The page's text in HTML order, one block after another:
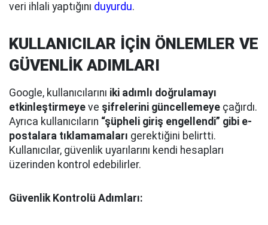
veri ihlali yaptığını duyurdu.
KULLANICILAR İÇİN ÖNLEMLER VE
GÜVENLİK ADIMLARI
Google, kullanıcılarını iki adımlı doğrulamayı
etkinleştirmeye ve şifrelerini güncellemeye çağırdı.
Ayrıca kullanıcıların “şüpheli giriş engellendi” gibi e-
postalara tıklamamaları gerektiğini belirtti.
Kullanıcılar, güvenlik uyarılarını kendi hesapları
üzerinden kontrol edebilirler.
Güvenlik Kontrolü Adımları: